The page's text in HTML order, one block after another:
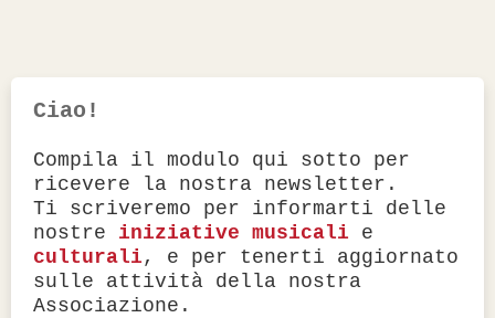
Ciao!
Compila il modulo qui sotto per
ricevere la nostra newsletter.
Ti scriveremo per informarti delle
nostre iniziative musicali e
culturali , e per tenerti aggiornato
sulle attività della nostra
Associazione.